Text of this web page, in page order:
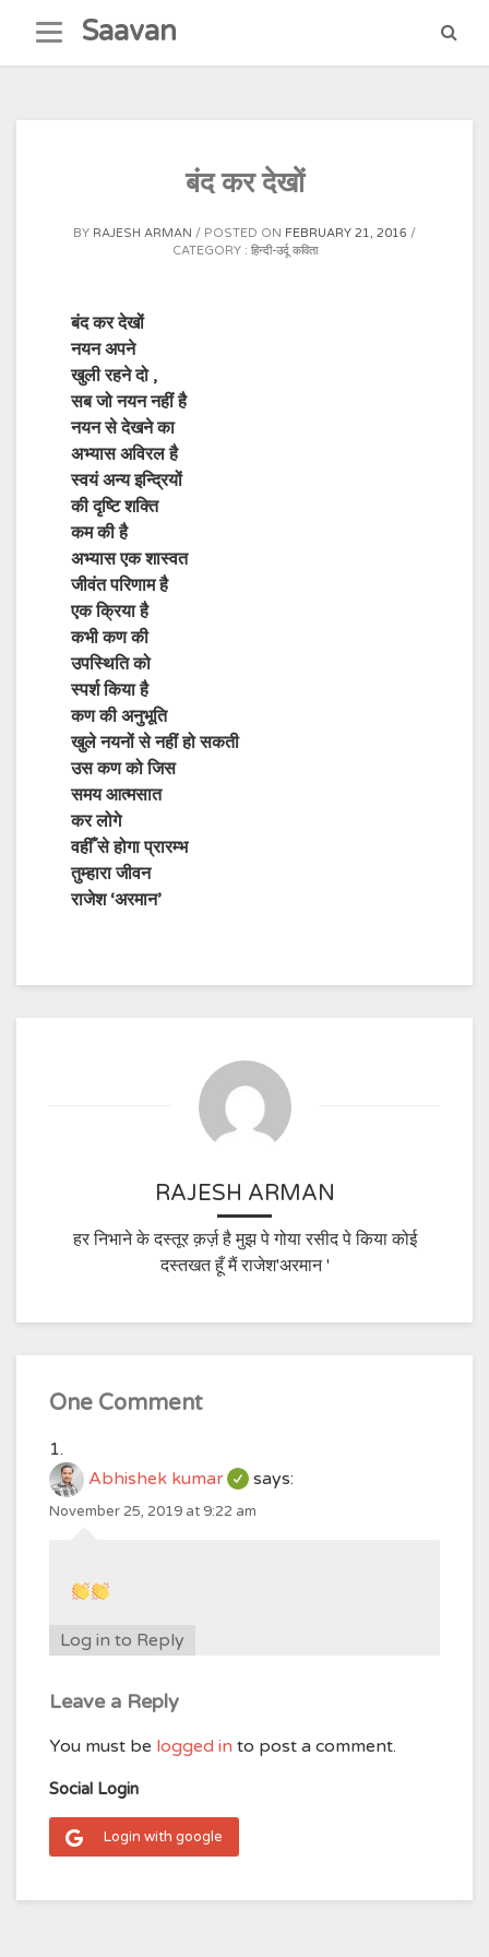
content
Saavan
बंद कर देखों
BY RAJESH ARMAN POSTED ON FEBRUARY 21, 2016
CATEGORY : हिन्दी-उर्दू कविता
बंद कर देखों
नयन अपने
खुली रहने दो ,
सब जो नयन नहीं है
नयन से देखने का
अभ्यास अविरल है
स्वयं अन्य इन्द्रियों
की दृष्टि शक्ति
कम की है
अभ्यास एक शास्वत
जीवंत परिणाम है
एक क्रिया है
कभी कण की
उपस्थिति को
स्पर्श किया है
कण की अनुभूति
खुले नयनों से नहीं हो सकती
उस कण को जिस
समय आत्मसात
कर लोगे
वहीँ से होगा प्रारम्भ
तुम्हारा जीवन
राजेश ‘अरमान’
RAJESH ARMAN
हर निभाने के दस्तूर क़र्ज़ है मुझ पे गोया रसीद पे किया कोई
दस्तखत हूँ मैं राजेश'अरमान '
One Comment
Abhishek kumar says:
November 25, 2019 at 9:22 am
Log in to Reply
Leave a Reply
You must be logged in to post a comment.
Social Login
Login with google